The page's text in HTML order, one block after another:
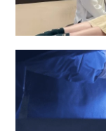
妇产科